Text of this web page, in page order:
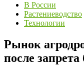
В России
Растениеводство
Технологии
Рынок
после